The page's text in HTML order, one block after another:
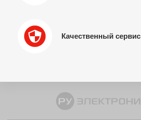
Качественный сервис